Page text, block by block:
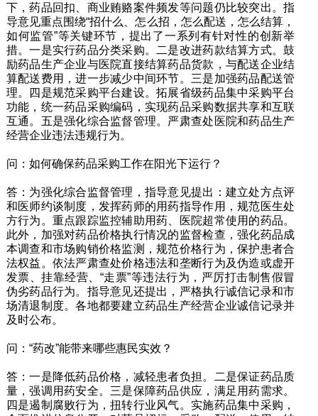
下，药品回扣、商业贿赂案件频发等问题仍比较突出。指
导意见重点围绕“招什么、怎么招，怎么配送，怎么结算，
如何监管”等关键环节，提出了一系列有针对性的创新举
措。一是实行药品分类采购。二是改进药款结算方式。鼓
励药品生产企业与医院直接结算药品货款，与配送企业结
算配送费用，进一步减少中间环节。三是加强药品配送管
理。四是规范采购平台建设。拓展省级药品集中采购平台
功能，统一药品采购编码，实现药品采购数据共享和互联
互通。五是强化综合监督管理。严肃查处医院和药品生产
经营企业违法违规行为。
问：如何确保药品采购工作在阳光下运行？
答：为强化综合监督管理，指导意见提出：建立处方点评
和医师约谈制度，发挥药师的用药指导作用，规范医生处
方行为。重点跟踪监控辅助用药、医院超常使用的药品。
此外，加强对药品价格执行情况的监督检查，强化药品成
本调查和市场购销价格监测，规范价格行为，保护患者合
法权益。依法严肃查处价格违法和垄断行为及伪造或虚开
发票、挂靠经营、“走票”等违法行为，严厉打击制售假冒
伪劣药品行为。指导意见还提出，严格执行诚信记录和市
场清退制度。各地都要建立药品生产经营企业诚信记录并
及时公布。
问：“药改”能带来哪些惠民实效？
答：一是降低药品价格，减轻患者负担。二是保证药品质
量，强调用药安全。三是保障药品供应，满足用药需求。
四是遏制腐败行为，扭转行业风气。实施药品集中采购，